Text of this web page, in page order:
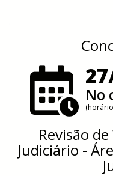
No
Revisão
Judiciário -